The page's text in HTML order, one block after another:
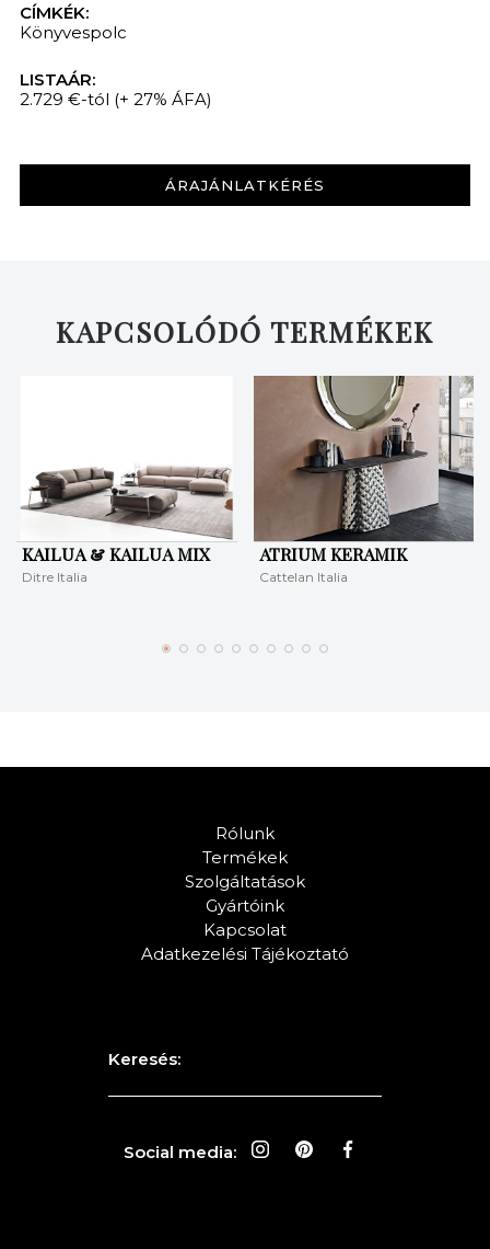
CÍMKÉK:
Könyvespolc
LISTAÁR:
2.729 €-tól (+ 27% ÁFA)
ÁRAJÁNLATKÉRÉS
KAPCSOLÓDÓ TERMÉKEK
KAILUA & KAILUA MIX
Ditre Italia
ATRIUM KERAMIK
Cattelan Italia
Rólunk
Termékek
Szolgáltatások
Gyártóink
Kapcsolat
Adatkezelési Tájékoztató
Keresés:
Social media: